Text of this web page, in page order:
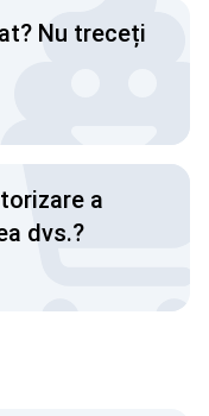
Nu treceți
a
dvs.?